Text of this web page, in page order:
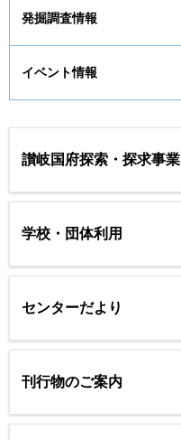
発掘調査情報
イベント情報
讃岐国府探索・探求事業
学校・団体利用
センターだより
刊行物のご案内